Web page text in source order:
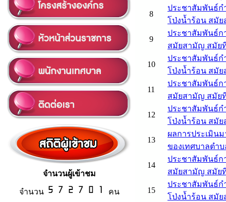
จำนวนผู้เข้าชม
จำนวน
คน
8
ประชาสัมพันธ์ก
โป่งน้ำร้อน สมัย
9
ประชาสัมพันธ์ก
สมัยสามัญ สมัยที่
10
ประชาสัมพันธ์ก
โป่งน้ำร้อน สมัย
11
ประชาสัมพันธ์ก
สมัยสามัญ สมัยที่
12
ประชาสัมพันธ์ก
โป่งน้ำร้อน สมัย
13
ผลการประเมิน
ของเทศบาลตำ
14
ประชาสัมพันธ์ก
สมัยสามัญ สมัยที่
15
ประชาสัมพันธ์ก
โป่งน้ำร้อน สมัย